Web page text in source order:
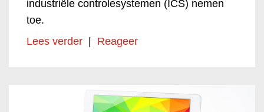
industriële controlesystemen (ICS) nemen
toe.
Lees verder
Reageer